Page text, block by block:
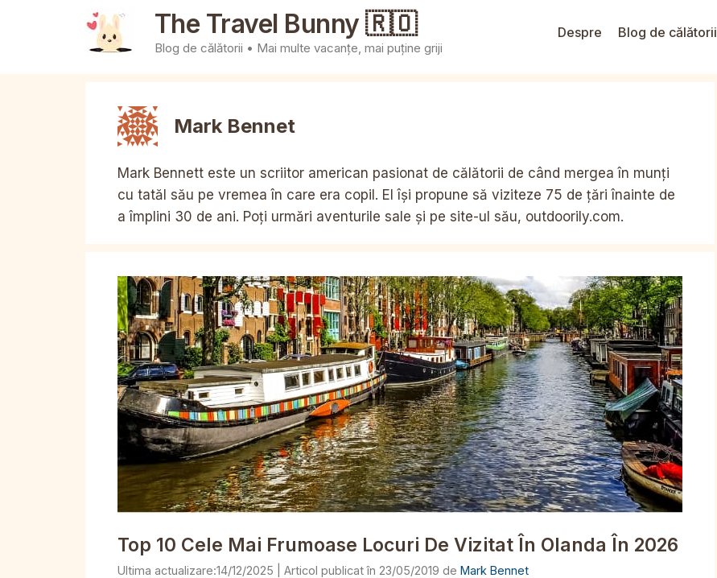
The Travel Bunny 🇷🇴
Blog de călătorii • Mai multe vacanțe, mai puține griji
Despre Blog de călătorii
Mark Bennet
Mark Bennett este un scriitor american pasionat de călătorii de când mergea în munți
cu tatăl său pe vremea în care era copil. El își propune să viziteze 75 de țări înainte de
a împlini 30 de ani. Poți urmări aventurile sale și pe site-ul său, outdoorily.com.
Top 10 Cele Mai Frumoase Locuri De Vizitat În Olanda În 2026
14/12/2025 23/05/2019 de Mark Bennet